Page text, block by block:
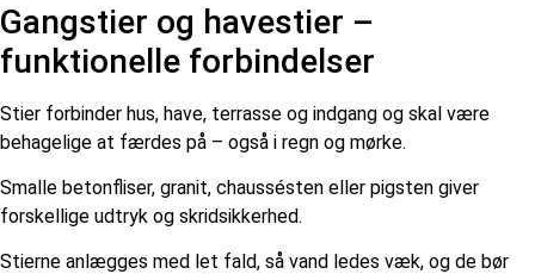
Gangstier og havestier –
funktionelle forbindelser
Stier forbinder hus, have, terrasse og indgang og skal være
behagelige at færdes på – også i regn og mørke.
Smalle betonfliser, granit, chaussésten eller pigsten giver
forskellige udtryk og skridsikkerhed.
Stierne anlægges med let fald, så vand ledes væk, og de bør